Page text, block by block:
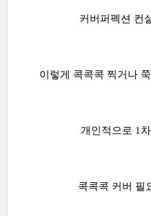
커버퍼펙션 컨
이렇게 콕콕콕 찍거나
개인적으로 1
콕콕콕 커버 필